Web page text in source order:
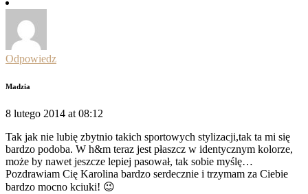
Odpowiedz
Madzia
8 lutego 2014 at 08:12
Tak jak nie lubię zbytnio takich sportowych stylizacji,tak ta mi się
bardzo podoba. W h&m teraz jest płaszcz w identycznym kolorze,
może by nawet jeszcze lepiej pasował, tak sobie myślę…
Pozdrawiam Cię Karolina bardzo serdecznie i trzymam za Ciebie
bardzo mocno kciuki! 😉